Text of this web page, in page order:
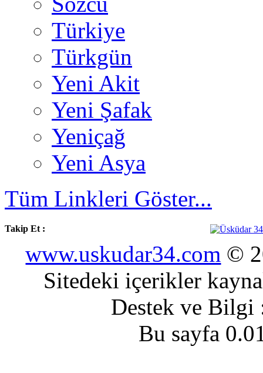
Türkiye
Türkgün
Yeni Akit
Yeni Şafak
Yeniçağ
Yeni Asya
Tüm Linkleri Göster...
Takip Et :
www.uskudar34.com ©
Sitedeki içerikler
Destek ve
Bu sayfa